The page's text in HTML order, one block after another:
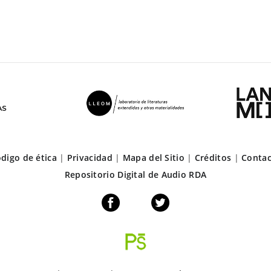
de ética | Privacidad | Mapa del Sitio | Créditos |
Repositorio Digital de Audio RDA